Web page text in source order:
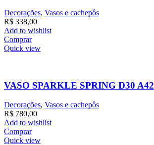
Decorações, Vasos e cachepôs
R$ 338,00
Add to wishlist
Comprar
Quick view
VASO SPARKLE SPRING D30 A42
Decorações, Vasos e cachepôs
R$ 780,00
Add to wishlist
Comprar
Quick view